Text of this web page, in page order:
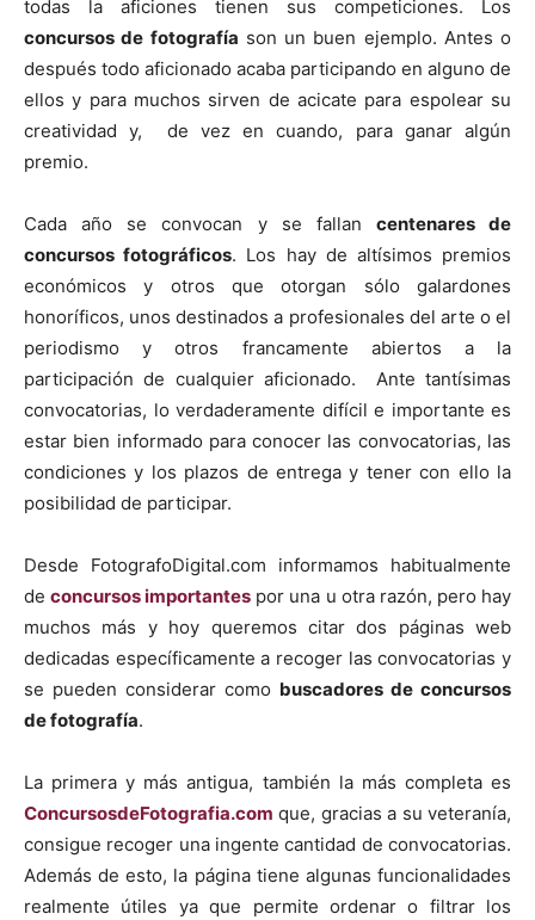
todas la aficiones tienen sus competiciones. Los
concursos de fotografía son un buen ejemplo. Antes o
después todo aficionado acaba participando en alguno de
ellos y para muchos sirven de acicate para espolear su
creatividad y, de vez en cuando, para ganar algún
premio.
Cada año se convocan y se fallan centenares de
concursos fotográficos. Los hay de altísimos premios
económicos y otros que otorgan sólo galardones
honoríficos, unos destinados a profesionales del arte o el
periodismo y otros francamente abiertos a la
participación de cualquier aficionado. Ante tantísimas
convocatorias, lo verdaderamente difícil e importante es
estar bien informado para conocer las convocatorias, las
condiciones y los plazos de entrega y tener con ello la
posibilidad de participar.
Desde FotografoDigital.com informamos habitualmente
deconcursos importantes por una u otra razón, pero hay
muchos más y hoy queremos citar dos páginas web
dedicadas específicamente a recoger las convocatorias y
se pueden considerar como buscadores de concursos
de fotografía.
La primera y más antigua, también la más completa es
ConcursosdeFotografia.com que, gracias a su veteranía,
consigue recoger una ingente cantidad de convocatorias.
Además de esto, la página tiene algunas funcionalidades
realmente útiles ya que permite ordenar o filtrar los